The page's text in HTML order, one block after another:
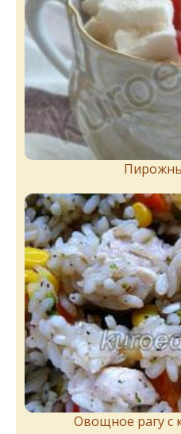
Овощное рагу с